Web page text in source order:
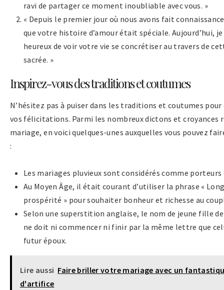
ravi de partager ce moment inoubliable avec vous. »
« Depuis le premier jour où nous avons fait
que votre histoire d’amour était spéciale. Aujourd’hui,
heureux de voir votre vie se concrétiser au travers de
sacrée. »
Inspirez-vous des traditions et coutumes
N’hésitez pas à puiser dans les traditions et coutumes
vos félicitations. Parmi les nombreux dictons et croyances
mariage, en voici quelques-unes auxquelles vous pouvez
:
Les mariages pluvieux sont considérés comme porteurs
Au Moyen Âge, il était courant d’utiliser la phrase «
prospérité » pour souhaiter bonheur et richesse au
Selon une superstition anglaise, le nom de jeune fille
ne doit ni commencer ni finir par la même lettre que
futur époux.
Lire aussi Faire briller votre mariage avec un
d'artifice